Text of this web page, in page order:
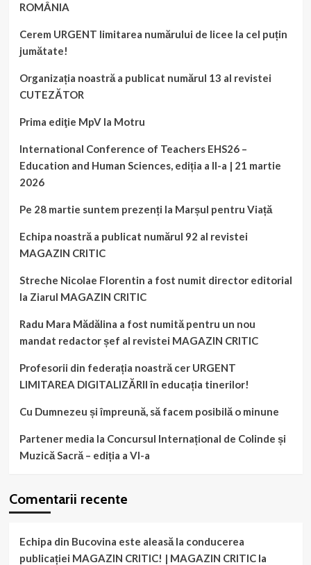
ROMÂNIA
Cerem URGENT limitarea numărului de licee la cel puțin
jumătate!
Organizația noastră a publicat numărul 13 al revistei
CUTEZĂTOR
Prima ediţie MpV la Motru
International Conference of Teachers EHS26 –
Education and Human Sciences, ediția a II-a | 21 martie
2026
Pe 28 martie suntem prezenți la Marșul pentru Viață
Echipa noastră a publicat numărul 92 al revistei
MAGAZIN CRITIC
Streche Nicolae Florentin a fost numit director editorial
la Ziarul MAGAZIN CRITIC
Radu Mara Mădălina a fost numită pentru un nou
mandat redactor șef al revistei MAGAZIN CRITIC
Profesorii din federația noastră cer URGENT
LIMITAREA DIGITALIZĂRII în educația tinerilor!
Cu Dumnezeu și împreună, să facem posibilă o minune
Partener media la Concursul Internațional de Colinde și
Muzică Sacră – ediția a VI-a
Comentarii recente
Echipa din Bucovina este aleasă la conducerea
publicației MAGAZIN CRITIC! | MAGAZIN CRITICla